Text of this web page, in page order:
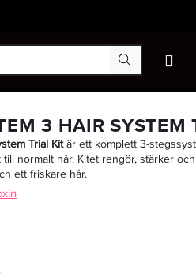
3 HAIR SYSTEM
Trial Kitär ett komplett 3-
normalt hår. Kitet rengör, stärker
ett friskare hår.